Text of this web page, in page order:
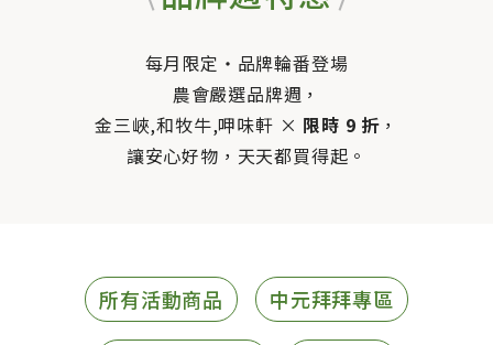
每月限定・品牌輪番登場
農會嚴選品牌週，
金三峽,和牧牛,呷味軒 × 限時 9 折 ，
讓安心好物，天天都買得起。
所有活動商品 中元拜拜專區